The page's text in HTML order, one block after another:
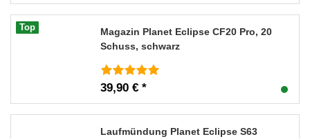
Top
Magazin Planet Eclipse CF20 Pro, 20
Schuss, schwarz
39,90 € *
Laufmündung Planet Eclipse S63